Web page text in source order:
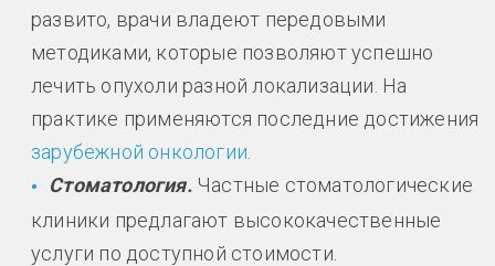
развито, врачи владеют передовыми
методиками, которые позволяют успешно
лечить опухоли разной локализации. На
практике применяются последние достижения
зарубежной онкологии.
Стоматология.Частные стоматологические
клиники предлагают высококачественные
услуги по доступной стоимости.